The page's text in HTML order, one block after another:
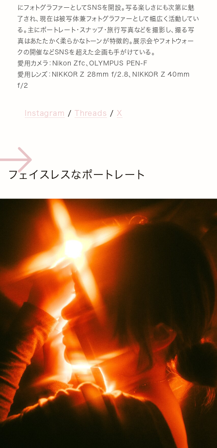
にフォトグラファーとしてSNSを開設。写る楽しさにも次第に魅
了され、現在は被写体兼フォトグラファーとして幅広く活動してい
る。主にポートレート・スナップ・旅行写真などを撮影し、撮る写
真はあたたかく柔らかなトーンが特徴的。展示会やフォトウォー
クの開催などSNSを超えた企画も手がけている。
愛用カメラ：Nikon Zfc、OLYMPUS PEN-F
愛用レンズ：NIKKOR Z 28mm f/2.8、NIKKOR Z 40mm
f/2
Instagram / Threads / X
フェイスレスなポートレート